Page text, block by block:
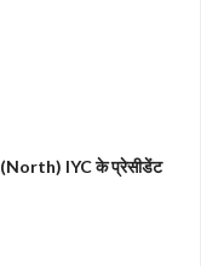
(North) IYC के प्रेसीडेंट